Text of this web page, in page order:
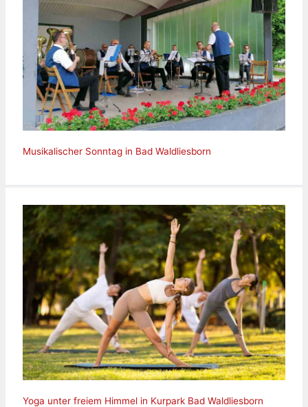
Musikalischer Sonntag in Bad Waldliesborn
Yoga unter freiem Himmel in Kurpark Bad Waldliesborn